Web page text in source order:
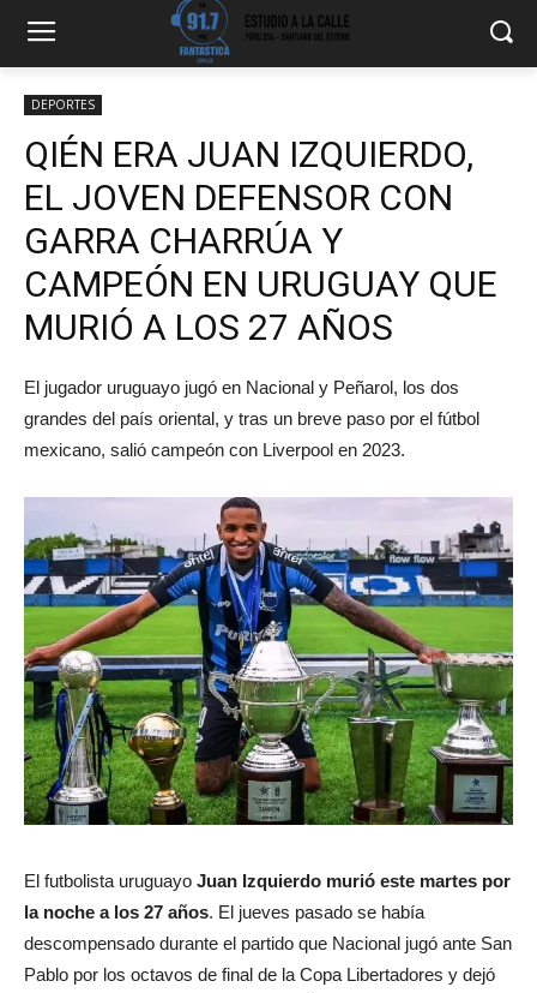
DEPORTES
QIÉN ERA JUAN IZQUIERDO,
EL JOVEN DEFENSOR CON
GARRA CHARRÚA Y
CAMPEÓN EN URUGUAY QUE
MURIÓ A LOS 27 AÑOS
El jugador uruguayo jugó en Nacional y Peñarol, los dos
grandes del país oriental, y tras un breve paso por el fútbol
mexicano, salió campeón con Liverpool en 2023.
El futbolista uruguayo Juan Izquierdo murió este martes por
la noche a los 27 años. El jueves pasado se había
descompensado durante el partido que Nacional jugó ante San
Pablo por los octavos de final de la Copa Libertadores y dejó